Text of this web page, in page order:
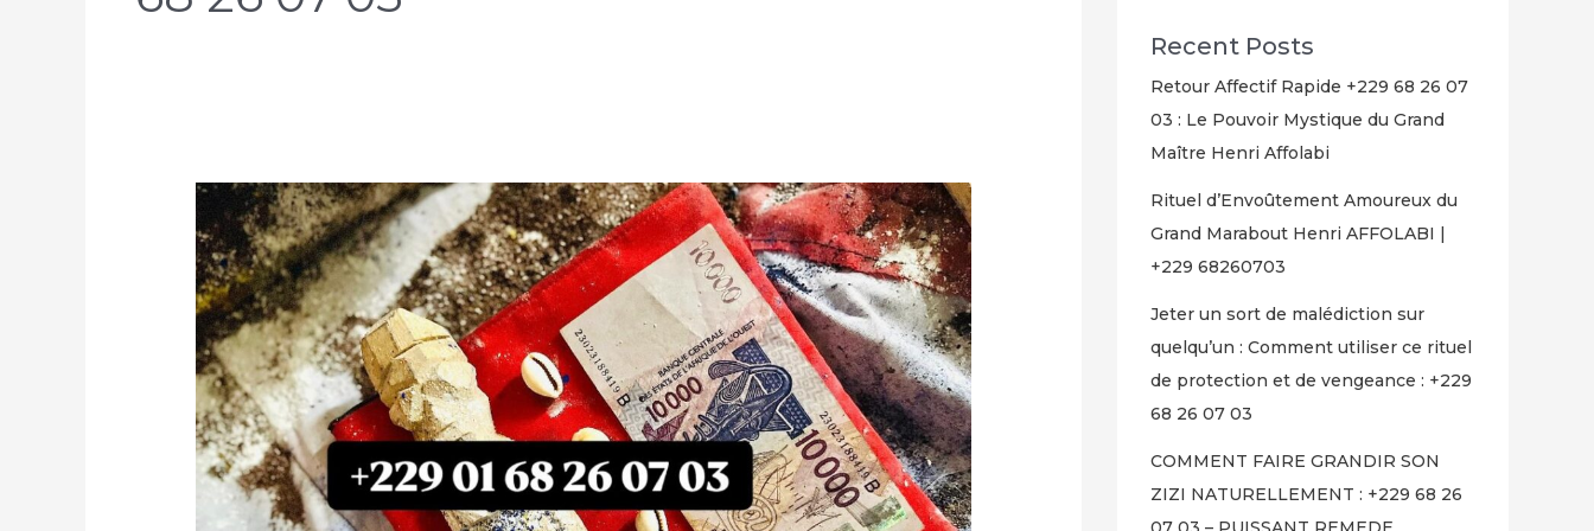
Recent Posts
Retour Affectif Rapide +229 68 26 07
03 : Le Pouvoir Mystique du Grand
Maître Henri Affolabi
Rituel d’Envoûtement Amoureux du
Grand Marabout Henri AFFOLABI |
+229 68260703
Jeter un sort de malédiction sur
quelqu’un : Comment utiliser ce rituel
de protection et de vengeance : +229
68 26 07 03
COMMENT FAIRE GRANDIR SON
ZIZI NATURELLEMENT : +229 68 26